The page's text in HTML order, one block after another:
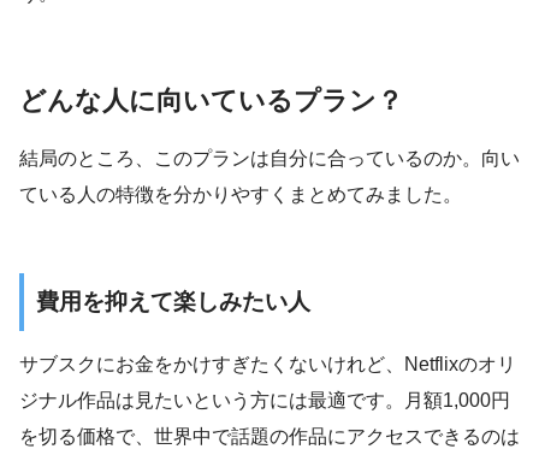
どんな人に向いているプラン？
結局のところ、このプランは自分に合っているのか。向い
ている人の特徴を分かりやすくまとめてみました。
費用を抑えて楽しみたい人
サブスクにお金をかけすぎたくないけれど、Netflixのオリ
ジナル作品は見たいという方には最適です。月額1,000円
を切る価格で、世界中で話題の作品にアクセスできるのは